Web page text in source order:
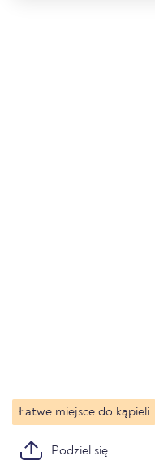
Łatwe miejsce do kąpieli
Podziel się